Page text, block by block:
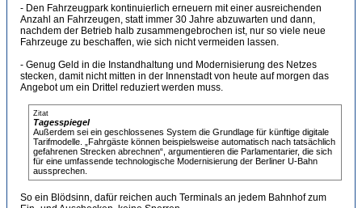
- Den Fahrzeugpark kontinuierlich erneuern mit einer ausreichenden
Anzahl an Fahrzeugen, statt immer 30 Jahre abzuwarten und dann,
nachdem der Betrieb halb zusammengebrochen ist, nur so viele neue
Fahrzeuge zu beschaffen, wie sich nicht vermeiden lassen.
- Genug Geld in die Instandhaltung und Modernisierung des Netzes
stecken, damit nicht mitten in der Innenstadt von heute auf morgen das
Angebot um ein Drittel reduziert werden muss.
Zitat
Tagesspiegel
Außerdem sei ein geschlossenes System die Grundlage für künftige digitale
Tarifmodelle. „Fahrgäste können beispielsweise automatisch nach tatsächlich
gefahrenen Strecken abrechnen“, argumentieren die Parlamentarier, die sich
für eine umfassende technologische Modernisierung der Berliner U-Bahn
aussprechen.
So ein Blödsinn, dafür reichen auch Terminals an jedem Bahnhof zum